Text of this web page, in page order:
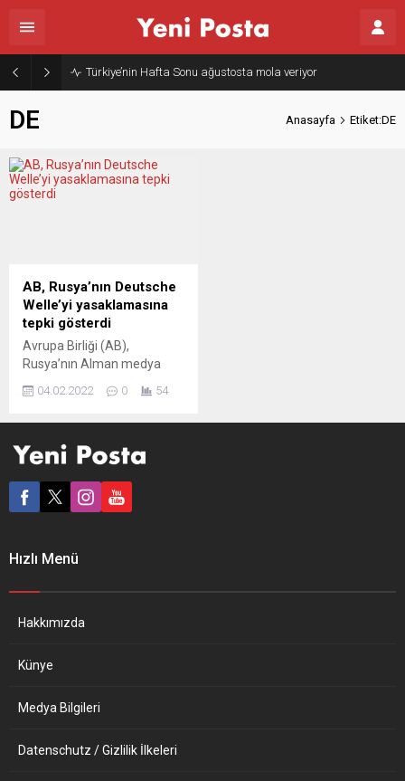
Türkiye’nin Hafta Sonu ağustosta mola veriyor
DE Anasayfa Etiket:DE
AB, Rusya’nın Deutsche
Welle’yi yasaklamasına
tepki gösterdi
Avrupa Birliği (AB),
Rusya’nın Alman medya
(DW) yayınlarını
AB Dış İlişkiler ve Güvenlik
Josep Borrell’in ofisinden
yapılan açıklamada,
yanında haklı gerekçesinin
kuruluşu RT’nin Almanca
04.02.2022 0 54
Hızlı Menü
Hakkımızda
Künye
Medya Bilgileri
Datenschutz / Gizlilik İlkeleri